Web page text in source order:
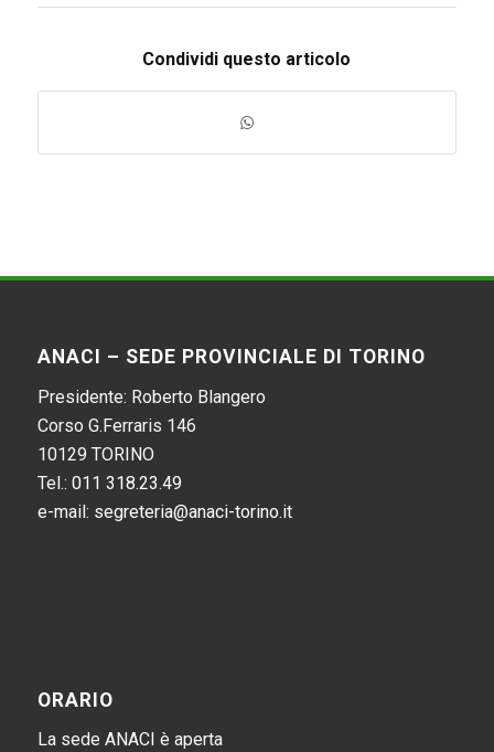
Condividi questo articolo
ANACI – SEDE PROVINCIALE DI TORINO
Presidente: Roberto Blangero
Corso G.Ferraris 146
10129 TORINO
Tel.: 011 318.23.49
e-mail: segreteria@anaci-torino.it
ORARIO
La sede ANACI è aperta